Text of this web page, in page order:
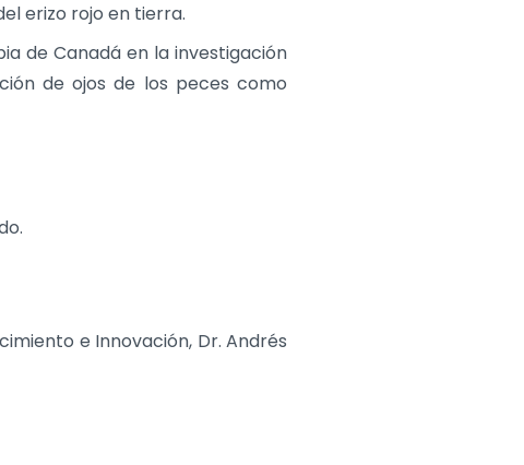
erizo rojo en tierra.
de Canadá en la investigación
de ojos de los peces como
e Innovación, Dr. Andrés